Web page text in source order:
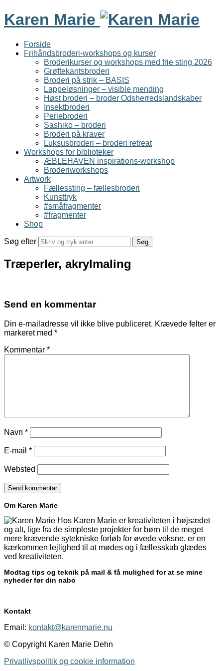
Karen Marie
Forside
Frihåndsbroderi-workshops og kurser
Broderikurser og workshops med frie sting 2026
Grøftekantsbroderi
Broderi på strik – BASIS
Lappeløsninger – visible mending
Høst broderi – broder Odsherredslandskaber
Insektbroderi
Perlebroderi
Sashiko – broderi
Broderi på kraver
Luksusbroderi – broderi retreat
Workshops for biblioteker
ÆBLEHAVEN inspirations-workshop
Broderiworkshops
Artwork
Fællessting – fællesbroderi
Kunsttryk
#småfragmenter
#fragmenter
Shop
Søg efter
Træperler, akrylmaling
Send en kommentar
Din e-mailadresse vil ikke blive publiceret. Krævede felter er
markeret med *
Kommentar *
Navn *
E-mail *
Websted
Om Karen Marie
Hos Karen Marie er kreativiteten i højsædet
og alt, lige fra de simpleste projekter for børn til de meget
mere krævende sytekniske forløb for øvede voksne, er en
kærkommen lejlighed til at mødes og i fællesskab glædes
ved kreativiteten.
Modtag tips og teknik på mail & få mulighed for at se mine
nyheder før din nabo
Kontakt
Email: kontakt@karenmarie.nu
© Copyright Karen Marie Dehn
Privatlivspolitik og cookie information